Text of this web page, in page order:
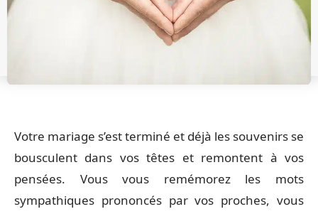
Votre mariage s’est terminé et déjà les souvenirs se
bousculent dans vos têtes et remontent à vos
pensées. Vous vous remémorez les mots
sympathiques prononcés par vos proches, vous